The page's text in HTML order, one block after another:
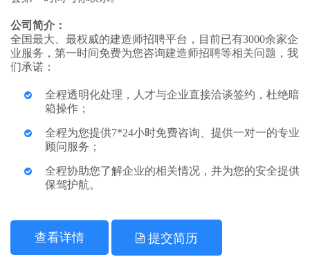
公司简介：
全国最大、最权威的建造师招聘平台，目前已有3000余家企
业服务，第一时间免费为您咨询建造师招聘等相关问题，我
们承诺：
全程透明化处理，人才与企业直接洽谈签约，杜绝暗
箱操作；
全程为您提供7*24小时免费咨询、提供一对一的专业
顾问服务；
全程协助您了解企业的相关情况，并为您的安全提供
保驾护航。
查看详情 提交简历